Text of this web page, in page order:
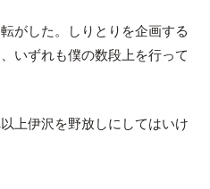
がした。しりとりを企画する
いずれも僕の数段上を行って
上伊沢を野放しにしてはいけ